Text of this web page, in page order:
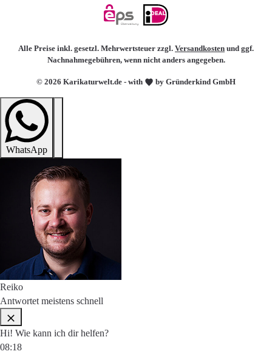
© 2026 Karikaturwelt.de - with by Gründerkind GmbH
Alle Preise inkl. gesetzl. Mehrwertsteuer zzgl. Versandkosten und ggf.
Nachnahmegebühren, wenn nicht anders angegeben.
WhatsApp
Reiko
Antwortet meistens schnell
Hi! Wie kann ich dir helfen?
08:18